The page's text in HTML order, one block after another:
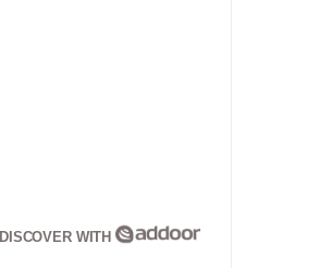
DISCOVER WITH